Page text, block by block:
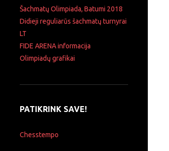
Šachmatų Olimpiada, Batumi 2018
Didieji reguliarūs šachmatų turnyrai
LT
FIDE ARENA informacija
Olimpiadų grafikai
PATIKRINK SAVE!
Chesstempo